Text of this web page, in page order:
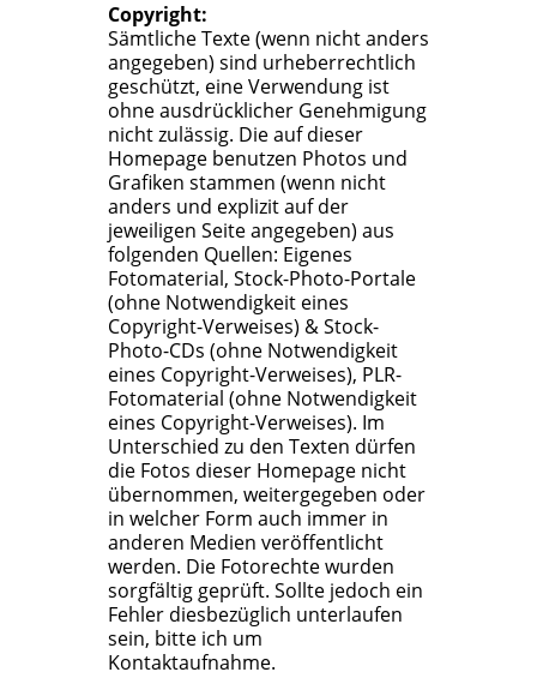
Copyright:
Sämtliche Texte (wenn nicht anders
angegeben) sind urheberrechtlich
geschützt, eine Verwendung ist
ohne ausdrücklicher Genehmigung
nicht zulässig. Die auf dieser
Homepage benutzen Photos und
Grafiken stammen (wenn nicht
anders und explizit auf der
jeweiligen Seite angegeben) aus
folgenden Quellen: Eigenes
Fotomaterial, Stock-Photo-Portale
(ohne Notwendigkeit eines
Copyright-Verweises) & Stock-
Photo-CDs (ohne Notwendigkeit
eines Copyright-Verweises), PLR-
Fotomaterial (ohne Notwendigkeit
eines Copyright-Verweises). Im
Unterschied zu den Texten dürfen
die Fotos dieser Homepage nicht
übernommen, weitergegeben oder
in welcher Form auch immer in
anderen Medien veröffentlicht
werden. Die Fotorechte wurden
sorgfältig geprüft. Sollte jedoch ein
Fehler diesbezüglich unterlaufen
sein, bitte ich um
Kontaktaufnahme.